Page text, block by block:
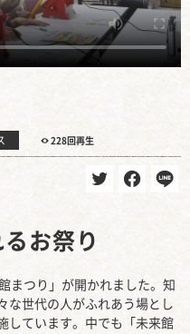
228回再生
お祭り
まつり」が開かれました。知
な世代の人がふれあう場とし
しています。中でも「未来館